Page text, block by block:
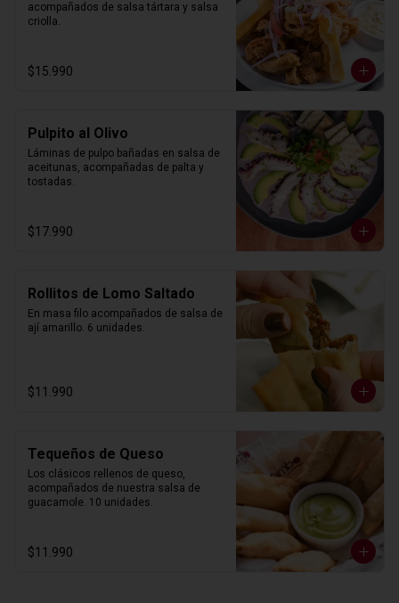
acompañados de salsa tártara y salsa
criolla.
$15.990
Pulpito al Olivo
Láminas de pulpo bañadas en salsa de
aceitunas, acompañadas de palta y
tostadas.
$17.990
Rollitos de Lomo Saltado
En masa filo acompañados de salsa de
ají amarillo. 6 unidades.
$11.990
Tequeños de Queso
Los clásicos rellenos de queso,
acompañados de nuestra salsa de
guacamole. 10 unidades.
$11.990